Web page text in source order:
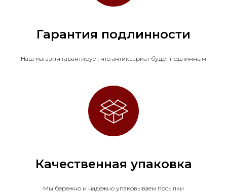
Гарантия подлинности
Наш магазин гарантирует, что антиквариат будет подлинным
Качественная упаковка
Мы бережно и надежно упаковываем посылки